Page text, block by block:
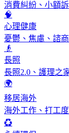
消費糾紛、小額
🧠
心理健康
憂鬱、焦慮、諮
👴
長照
長照2.0、護理之
🌍
移居海外
海外工作、打工
♻️